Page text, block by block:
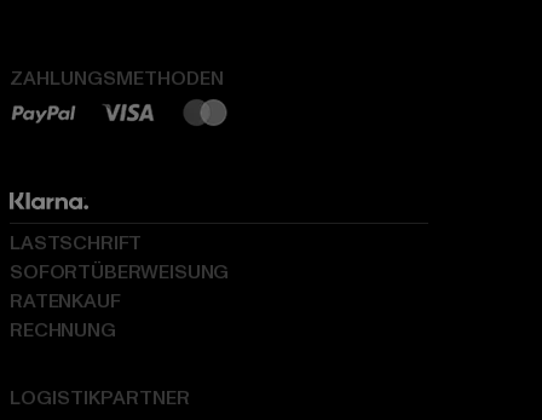
ZAHLUNGSMETHODEN
LOGISTIKPARTNER
LASTSCHRIFT
SOFORTÜBERWEISUNG
RATENKAUF
RECHNUNG